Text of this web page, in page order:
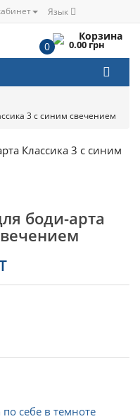
Язык
Корзина
0 0.00 грн
3 с синим свечением
боди-арта
по себе в темноте